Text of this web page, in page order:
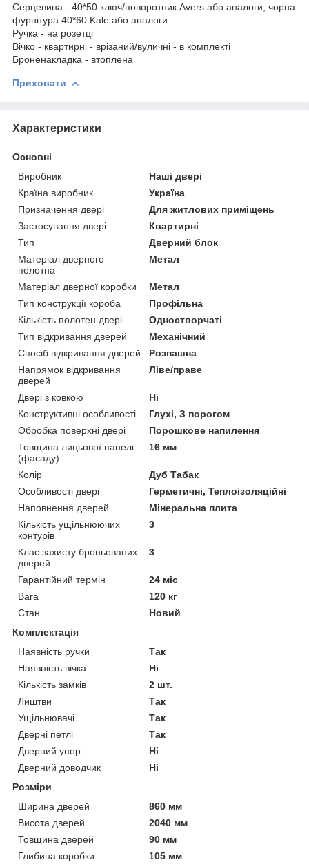
Серцевина - 40*50 ключ/поворотник Avers або аналоги, чорна
фурнітура 40*60 Kale або аналоги
Ручка - на розетці
Вічко - квартирні - врізаний/вуличні - в комплекті
Броненакладка - втоплена
Приховати
Характеристики
Основні
Виробник
Наші двері
Країна виробник
Україна
Призначення двері
Для житлових приміщень
Застосування двері
Квартирні
Тип
Дверний блок
Матеріал дверного
полотна
Метал
Матеріал дверної коробки
Метал
Тип конструкції короба
Профільна
Кількість полотен двері
Одностворчаті
Тип відкривання дверей
Механічний
Спосіб відкривання дверей
Розпашна
Напрямок відкривання
дверей
Ліве/праве
Двері з ковкою
Ні
Конструктивні особливості
Глухі, З порогом
Обробка поверхні двері
Порошкове напилення
Товщина лицьової панелі
(фасаду)
16 мм
Колір
Дуб Табак
Особливості двері
Герметичні, Теплоізоляційні
Наповнення дверей
Мінеральна плита
Кількість ущільнюючих
контурів
3
Клас захисту броньованих
дверей
3
Гарантійний термін
24 міс
Вага
120 кг
Стан
Новий
Комплектація
Наявність ручки
Так
Наявність вічка
Ні
Кількість замків
2 шт.
Лиштви
Так
Ущільнювачі
Так
Дверні петлі
Так
Дверний упор
Ні
Дверний доводчик
Ні
Розміри
Ширина дверей
860 мм
Висота дверей
2040 мм
Товщина дверей
90 мм
Глибина коробки
105 мм